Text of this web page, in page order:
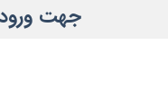
جهت ورود